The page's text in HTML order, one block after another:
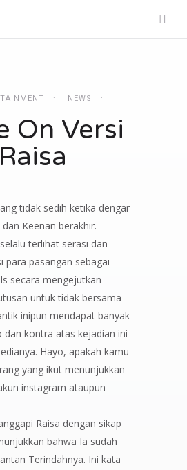
NEWS
On Versi
Raisa
tidak sedih ketika dengar
Keenan berakhir.
terlihat serasi dan
para pasangan sebagai
secara mengejutkan
untuk tidak bersama
inipun mendapat banyak
dan kontra atas kejadian ini
Hayo, apakah kamu
yang ikut menunjukkan
instagram ataupun
Raisa dengan sikap
bahwa Ia sudah
Terindahnya. Ini kata